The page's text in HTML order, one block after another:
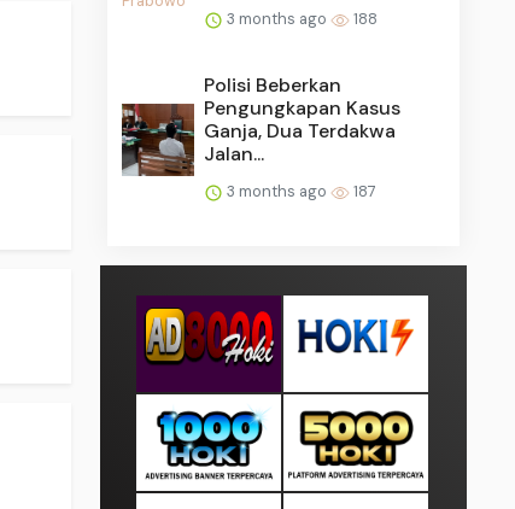
3 months ago 188
Polisi Beberkan
Pengungkapan Kasus
Ganja, Dua Terdakwa
Jalan...
3 months ago 187